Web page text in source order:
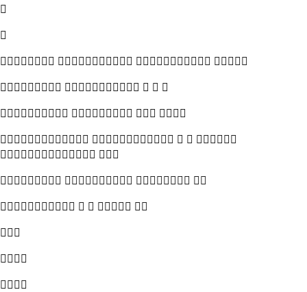


   
    
   
    
 
   
    


